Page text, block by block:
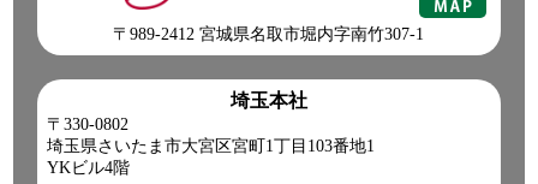
〒989-2412 宮城県名取市堀内字南竹307-1
埼玉本社
〒330-0802
埼玉県さいたま市大宮区宮町1丁目103番地1
YKビル4階